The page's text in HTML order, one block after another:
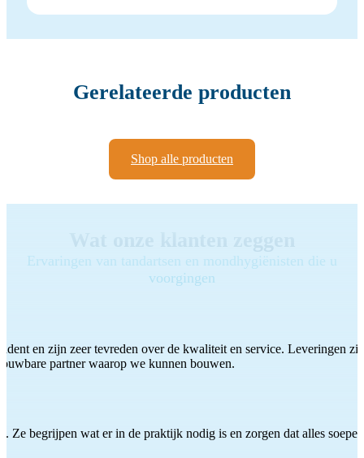
Gerelateerde producten
Shop alle producten
Ervaringen van tandartsen en mondhygiënisten die u
voorgingen
en zijn zeer tevreden over de kwaliteit en service. Leveringen
partner waarop we kunnen bouwen.
Ze begrijpen wat er in de praktijk nodig is en zorgen dat alles